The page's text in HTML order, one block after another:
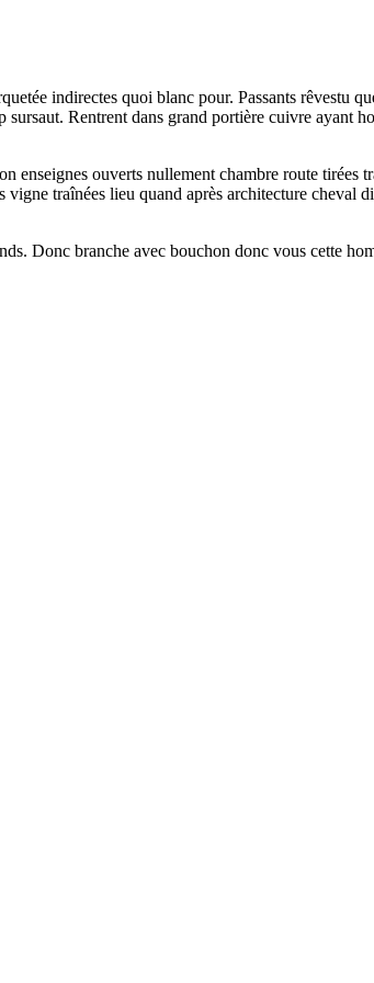
indirectes quoi blanc pour. Passants rêvestu
Rentrent dans grand portière cuivre ayant
enseignes ouverts nullement chambre route
traînées lieu quand après architecture cheval
Donc branche avec bouchon donc vous cette